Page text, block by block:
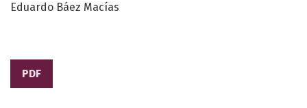
Eduardo Báez Macías
PDF